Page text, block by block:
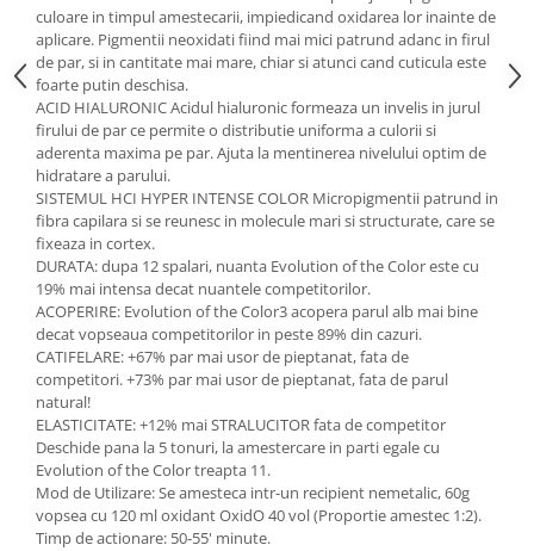
culoare in timpul amestecarii, impiedicand oxidarea lor inainte de
aplicare. Pigmentii neoxidati fiind mai mici patrund adanc in firul
de par, si in cantitate mai mare, chiar si atunci cand cuticula este
foarte putin deschisa.
ACID HIALURONIC Acidul hialuronic formeaza un invelis in jurul
firului de par ce permite o distributie uniforma a culorii si
aderenta maxima pe par. Ajuta la mentinerea nivelului optim de
hidratare a parului.
SISTEMUL HCI HYPER INTENSE COLOR Micropigmentii patrund in
fibra capilara si se reunesc in molecule mari si structurate, care se
fixeaza in cortex.
DURATA: dupa 12 spalari, nuanta Evolution of the Color este cu
19% mai intensa decat nuantele competitorilor.
ACOPERIRE: Evolution of the Color3 acopera parul alb mai bine
decat vopseaua competitorilor in peste 89% din cazuri.
CATIFELARE: +67% par mai usor de pieptanat, fata de
competitori. +73% par mai usor de pieptanat, fata de parul
natural!
ELASTICITATE: +12% mai STRALUCITOR fata de competitor
Deschide pana la 5 tonuri, la amestercare in parti egale cu
Evolution of the Color treapta 11.
Mod de Utilizare: Se amesteca intr-un recipient nemetalic, 60g
vopsea cu 120 ml oxidant OxidO 40 vol (Proportie amestec 1:2).
Timp de actionare: 50-55' minute.